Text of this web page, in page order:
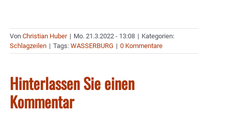
Von Christian Huber | Mo. 21.3.2022 - 13:08 | Kategorien:
Schlagzeilen | Tags: WASSERBURG | 0 Kommentare
Hinterlassen Sie einen
Kommentar